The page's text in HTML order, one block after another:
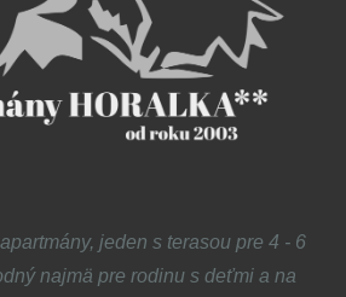
jeden s terasou pre 4 - 6
najmä pre rodinu s deťmi a na